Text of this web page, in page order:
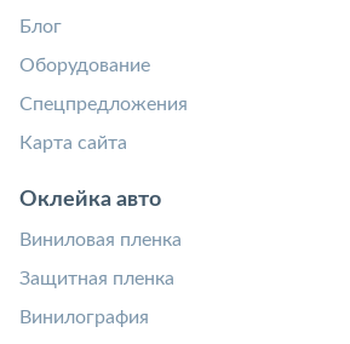
Блог
Оборудование
Спецпредложения
Карта сайта
Оклейка авто
Виниловая пленка
Защитная пленка
Винилография